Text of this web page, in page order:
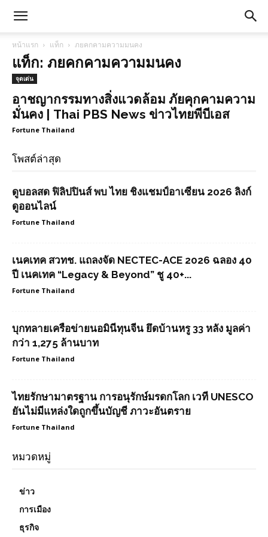
หน้าแรก แท็ก ภยคกคามความมนคง
แท็ก: ภยคกคามความมนคง
จุดเด่น
อาชญากรรมทางสิ่งแวดล้อม ภัยคุกคามความ
มั่นคง | Thai PBS News ข่าวไทยพีบีเอส
Fortune Thailand
โพสต์ล่าสุด
ดูบอลสด ฟิลิปปินส์ พบ ไทย ชิงแชมป์อาเซียน 2026 ลิงก์
ดูออนไลน์
Fortune Thailand
เนคเทค สวทช. แถลงจัด NECTEC-ACE 2026 ฉลอง 40
ปี เนคเทค “Legacy & Beyond” ชู 40+...
Fortune Thailand
บุกทลายเครือข่ายนอมินีทุนจีน ยึดบ้านหรู 33 หลัง มูลค่า
กว่า 1,275 ล้านบาท
Fortune Thailand
ไทยรักษามาตรฐาน การอนุรักษ์มรดกโลก เวที UNESCO
ยันไม่มีแหล่งใดถูกขึ้นบัญชี ภาวะอันตราย
Fortune Thailand
หมวดหมู่
ข่าว
การเมือง
ธุรกิจ